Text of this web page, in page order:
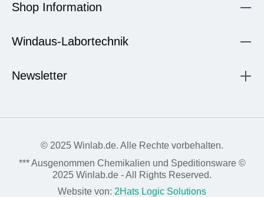
Shop Information
Windaus-Labortechnik
Newsletter
© 2025 Winlab.de. Alle Rechte vorbehalten.
*** Ausgenommen Chemikalien und Speditionsware ©
2025 Winlab.de - All Rights Reserved.
Website von: 2Hats Logic Solutions